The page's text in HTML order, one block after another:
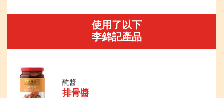
使用了以下
李錦記產品
醃醬
排骨醬